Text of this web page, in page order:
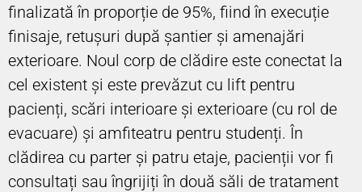
finalizată în proporție de 95%, fiind în execuție
finisaje, retușuri după șantier și amenajări
exterioare. Noul corp de clădire este conectat la
cel existent și este prevăzut cu lift pentru
pacienți, scări interioare și exterioare (cu rol de
evacuare) și amfiteatru pentru studenți. În
clădirea cu parter și patru etaje, pacienții vor fi
consultați sau îngrijiți în două săli de tratament